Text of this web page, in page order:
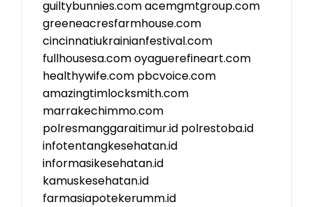
guiltybunnies.comacemgmtgroup.com
greeneacresfarmhouse.com
cincinnatiukrainianfestival.com
fullhousesa.comoyaguerefineart.com
healthywife.com pbcvoice.com
amazingtimlocksmith.com
marrakechimmo.com
polresmanggaraitimur.id polrestoba.id
infotentangkesehatan.id
informasikesehatan.id
kamuskesehatan.id
farmasiapotekerumm.id